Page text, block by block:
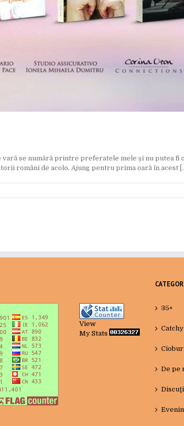
se numără printre preferatele mele și nu putea fi
români de acolo. Ajung pentru prima oară în acest
View
My Stats
35+
Catchy
De pe